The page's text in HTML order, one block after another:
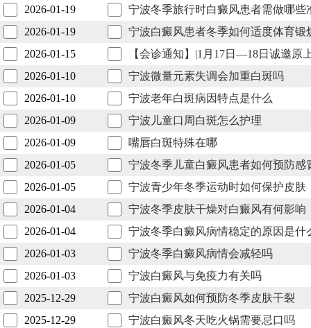
2026-01-19
宁波冬季旅行时白癜风患者需做哪些
2026-01-19
宁波白癜风患者冬季如何适度体育锻
2026-01-15
【会诊通知】|1月17日—18日诚邀原
2026-01-10
宁波微量元素失调会加重白斑吗
2026-01-10
宁波老年白斑病因特点是什么
2026-01-09
宁波儿童口周白斑怎么护理
2026-01-09
嘴唇白斑特殊在哪
2026-01-05
宁波冬季儿童白癜风患者如何预防感
2026-01-05
宁波青少年冬季运动时如何保护皮肤
2026-01-04
宁波冬季皮肤干燥对白癜风有何影响
2026-01-04
宁波冬季白癜风病情稳定的原因是什
2026-01-03
宁波冬季白癜风病情会减轻吗
2026-01-03
宁波白癜风与免疫力有关吗
2025-12-29
宁波白癜风如何预防冬季皮肤干裂
2025-12-29
宁波白癜风冬天吃火锅需要忌口吗